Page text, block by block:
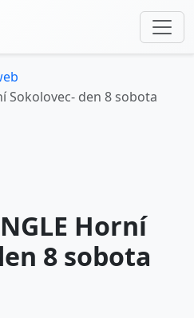
Sokolovec- den 8 sobota
Horní
8 sobota